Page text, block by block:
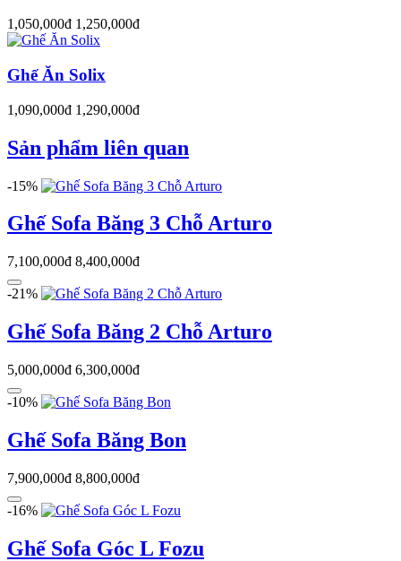
1,050,000đ 1,250,000đ
Ghế Ăn Solix
1,090,000đ 1,290,000đ
Sản phẩm liên quan
-15%
Ghế Sofa Băng 3 Chỗ Arturo
7,100,000đ 8,400,000đ
-21%
Ghế Sofa Băng 2 Chỗ Arturo
5,000,000đ 6,300,000đ
-10%
Ghế Sofa Băng Bon
7,900,000đ 8,800,000đ
-16%
Ghế Sofa Góc L Fozu